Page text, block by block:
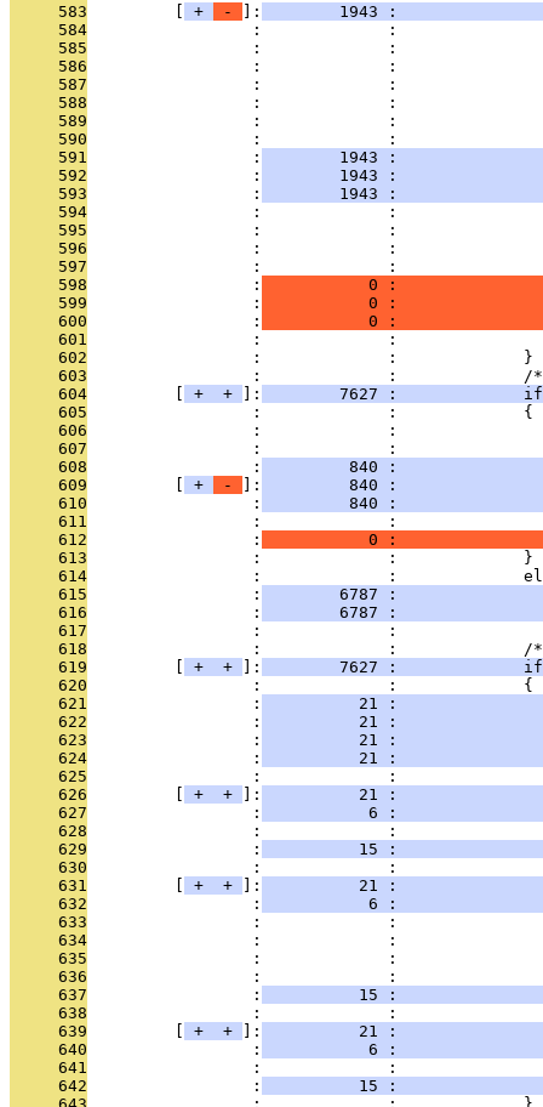
     583
+ - ]:
1943 :
     584
:             :
     585
:             :
     586
:             :
     587
:             :
     588
:             :
     589
:             :
     590
:             :
     591
                 :
1943 :
     592
                 :
1943 :
     593
                 :
1943 :
     594
:             :
     595
:             :
     596
:             :
     597
:             :
     598
                 :
0 :
     599
                 :
0 :
     600
                 :
0 :
     601
:             :
     602
                 :             :             }
     603
:             :             /
     604
+ + ]:
7627 :
     605
                 :             :             {
     606
:             :
     607
                 :             :
     608
                 :
840 :
     609
+ - ]:
840 :
     610
                 :
840 :
     611
:             :
     612
                 :
0 :
     613
                 :             :             }
     614
:             :
     615
                 :
6787 :
     616
                 :
6787 :
     617
                 :             :
     618
:             :             /
     619
+ + ]:
7627 :
     620
                 :             :             {
     621
                 :
21 :
     622
                 :
21 :
     623
                 :
21 :
     624
                 :
21 :
     625
                 :             :
     626
+ + ]:
21 :
     627
                 :
6 :
     628
:             :
     629
                 :
15 :
     630
                 :             :
     631
+ + ]:
21 :
     632
                 :
6 :
     633
:             :
     634
:             :
     635
:             :
     636
:             :
     637
                 :
15 :
     638
                 :             :
     639
+ + ]:
21 :
     640
                 :
6 :
     641
:             :
     642
                 :
15 :